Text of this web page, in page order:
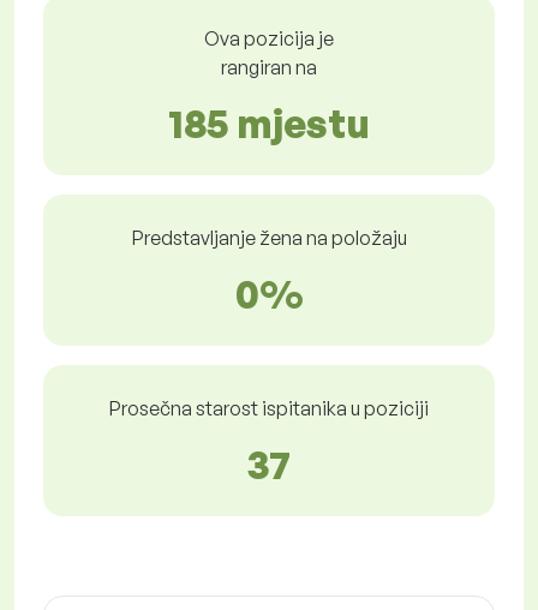
Ova pozicija je
rangiran na
185 mjestu
Predstavljanje žena na položaju
0%
Prosečna starost ispitanika u poziciji
37